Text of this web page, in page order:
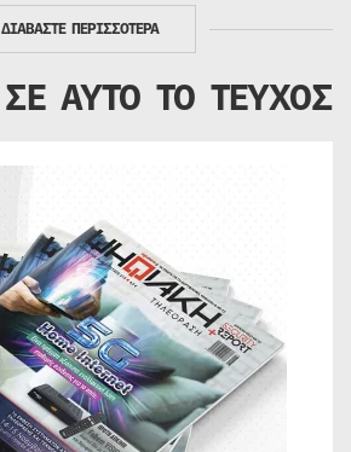
ΔΙΑΒΑΣΤΕ ΠΕΡΙΣΣΟΤΕΡΑ
ΣΕ ΑΥΤΟ ΤΟ ΤΕΥΧΟΣ